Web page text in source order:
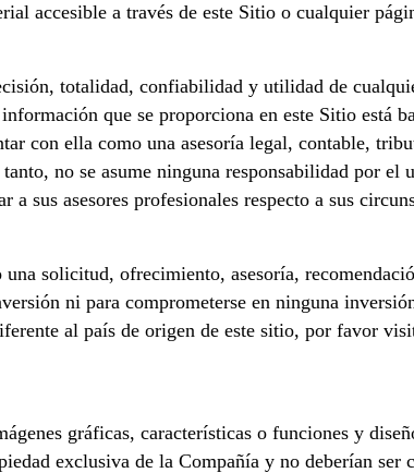
accesible a través de este Sitio o cualquier
totalidad, confiabilidad y utilidad de
que se proporciona en este Sitio está
con ella como una asesoría legal, contable,
no se asume ninguna responsabilidad por el
sus asesores profesionales respecto a sus
solicitud, ofrecimiento, asesoría,
ni para comprometerse en ninguna
al país de origen de este sitio, por favor
gráficas, características o funciones y
exclusiva de la Compañía y no deberían ser